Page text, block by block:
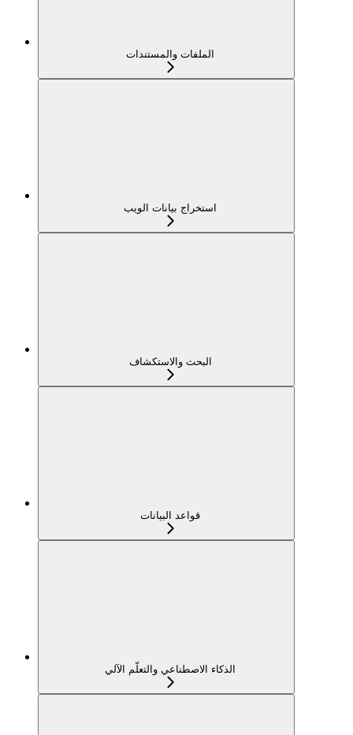
الملفات والمستندات
استخراج بيانات الويب
البحث والاستكشاف
قواعد البيانات
الذكاء الاصطناعي والتعلّم الآلي